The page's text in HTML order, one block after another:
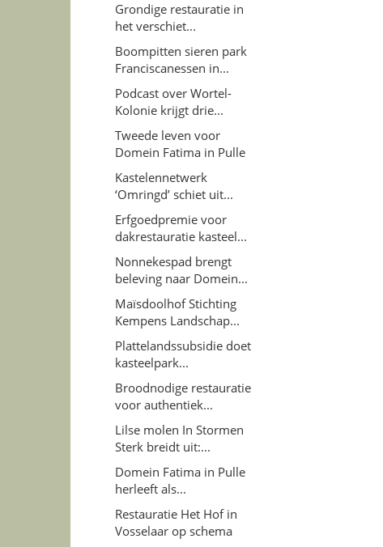
Grondige restauratie in
het verschiet...
Boompitten sieren park
Franciscanessen in...
Podcast over Wortel-
Kolonie krijgt drie...
Tweede leven voor
Domein Fatima in Pulle
Kastelennetwerk
‘Omringd’ schiet uit...
Erfgoedpremie voor
dakrestauratie kasteel...
Nonnekespad brengt
beleving naar Domein...
Maïsdoolhof Stichting
Kempens Landschap...
Plattelandssubsidie doet
kasteelpark...
Broodnodige restauratie
voor authentiek...
Lilse molen In Stormen
Sterk breidt uit:...
Domein Fatima in Pulle
herleeft als...
Restauratie Het Hof in
Vosselaar op schema